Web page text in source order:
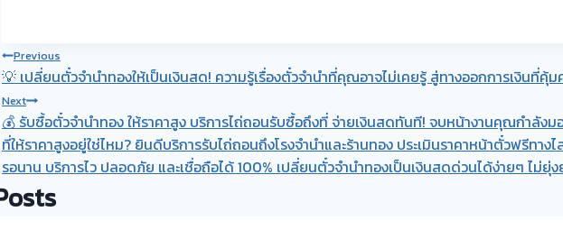
Post
navigation
Previous
💡 เปลี่ยนตั๋วจำนำทองให้เป็นเงินสด! ความรู้เรื่องตั๋วจำนำที่คุณอาจไม่เคยรู้ สู่ทางออกการเงินที่คุ้ม
Next
💰 รับซื้อตั๋วจำนำทอง ให้ราคาสูง บริการไถ่ถอนรับซื้อถึงที่ จ่ายเงินสดทันที! จบหน้างานคุณกำลังม
ที่ให้ราคาสูงอยู่ใช่ไหม? ยินดีบริการรับไถ่ถอนถึงโรงจำนำและร้านทอง ประเมินราคาหน้าตั๋วฟรีทา
รอนาน บริการไว ปลอดภัย และเชื่อถือได้ 100% เปลี่ยนตั๋วจำนำทองเป็นเงินสดด่วนได้ง่ายๆ ไม่ยุ่ง